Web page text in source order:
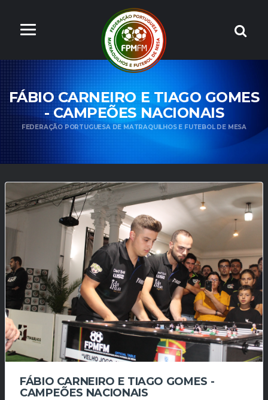
FÁBIO CARNEIRO E TIAGO GOMES
- CAMPEÕES NACIONAIS
FEDERAÇÃO PORTUGUESA DE MATRAQUILHOS E FUTEBOL DE MESA
FÁBIO CARNEIRO E TIAGO GOMES -
CAMPEÕES NACIONAIS